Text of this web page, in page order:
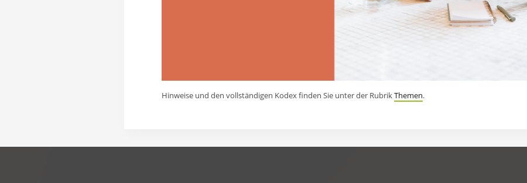
Hinweise und den vollständigen Kodex finden Sie unter der RubrikThemen.